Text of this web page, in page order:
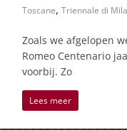
Toscane, Triennale di
Zoals we afgelopen
Romeo Centenario
voorbij. Zo
Lees meer